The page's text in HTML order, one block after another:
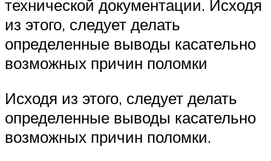
технической документации. Исходя
из этого, следует делать
определенные выводы касательно
возможных причин поломки
Исходя из этого, следует делать
определенные выводы касательно
возможных причин поломки.